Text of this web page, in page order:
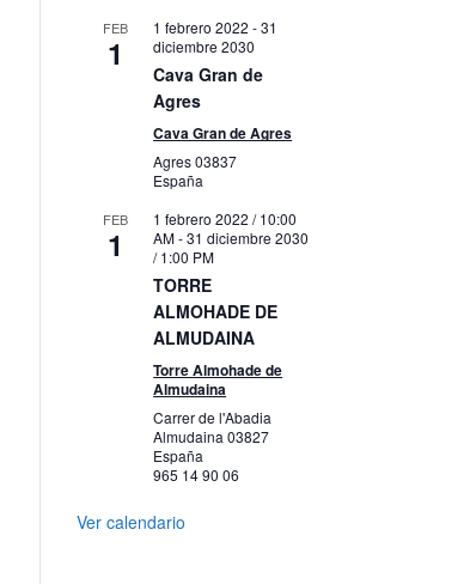
FEB
1
1 febrero 2022 -31
diciembre 2030
Cava Gran de
Agres
Cava Gran de Agres
Agres03837
España
FEB
1
1 febrero 2022 / 10:00
AM-31 diciembre 2030
/ 1:00 PM
TORRE
ALMOHADE DE
ALMUDAINA
Torre Almohade de
Almudaina
Carrer de l'Abadia
Almudaina03827
España
965 14 90 06
Ver calendario